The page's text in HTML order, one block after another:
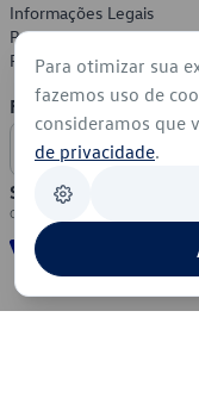
Informações Legais
Política de Privacidade
Política de Cookies
Formas de
Segurança
Para otimizar sua
fazemos uso de
consideramos que
de privacidade.